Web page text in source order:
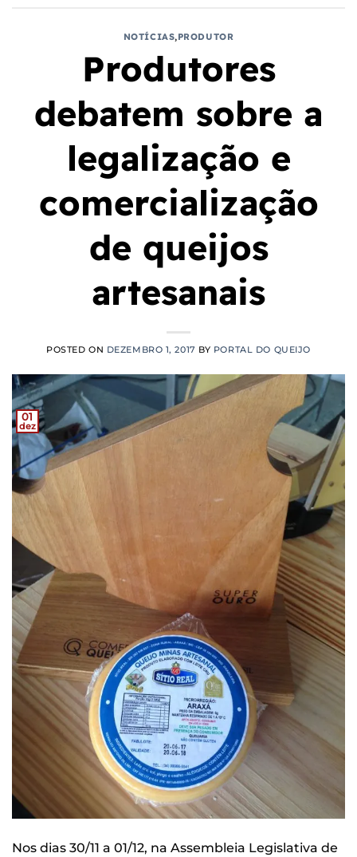
NOTÍCIAS,PRODUTOR
Produtores
debatem sobre a
legalização e
comercialização
de queijos
artesanais
POSTED ON DEZEMBRO 1, 2017 BY PORTAL DO QUEIJO
01
dez
Nos dias 30/11 a 01/12, na Assembleia Legislativa de